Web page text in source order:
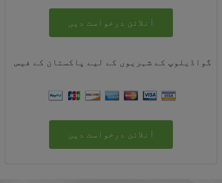
آنلائن درخواست دیں
گواڈیلوپ کے شہریوں کے لیے پاکستان کے فیس
آنلائن درخواست دیں